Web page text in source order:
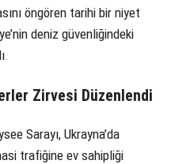
öngören tarihi bir niyet
deniz güvenliğindeki
.
Zirvesi Düzenlendi
Sarayı, Ukrayna’da
trafiğine ev sahipliği